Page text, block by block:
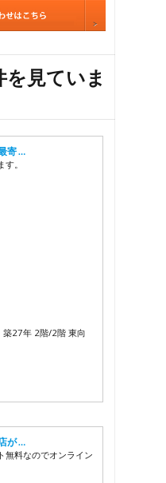
見ていま
寄 …
。
27年 2階/2階 東向
が …
無料なのでオンライン